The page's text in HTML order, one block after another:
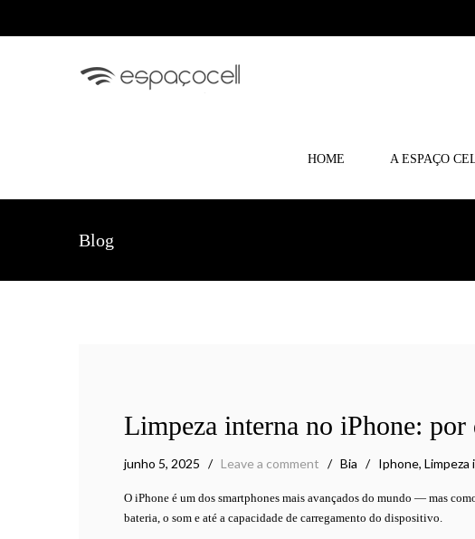
HOME A ESPAÇO
Blog
Limpeza interna no iPhone: por
junho 5, 2025 Leave a comment Bia Iphone, Limpeza
O iPhone é um dos smartphones mais avançados do mundo — mas
bateria, o som e até a capacidade de carregamento do dispositivo.